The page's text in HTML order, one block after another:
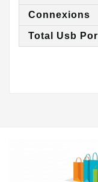
Connexions
Total Usb